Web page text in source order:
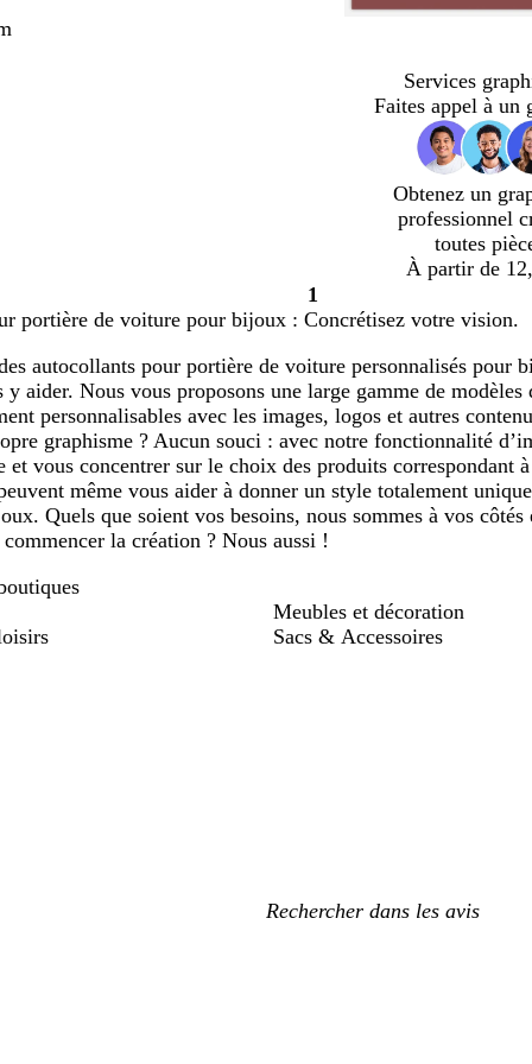
Services
Faites appel à un
Obtenez un
professionnel
toutes
À partir de
Page
1
1
portière de voiture pour bijoux : Concrétisez votre vision.
autocollants pour portière de voiture personnalisés pour
y aider. Nous vous proposons une large gamme de
personnalisables avec les images, logos et autres
graphisme ? Aucun souci : avec notre fonctionnalité
et vous concentrer sur le choix des produits correspondant
même vous aider à donner un style totalement
Quels que soient vos besoins, nous sommes à vos
la création ? Nous aussi !
Meubles et décoration
Sacs & Accessoires
Mes